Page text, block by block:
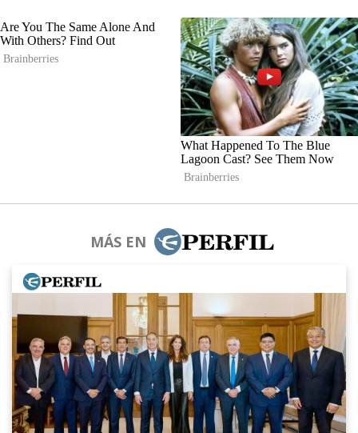
MÁS EN